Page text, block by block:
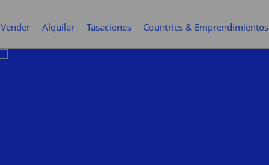
Vender Alquilar Tasaciones Countries & Emprendimientos